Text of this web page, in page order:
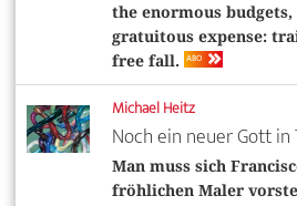
the enormous budgets,
gratuitous expense:
free fall. ABO
Michael Heitz
Noch ein neuer Gott in
Man muss sich
fröhlichen Maler